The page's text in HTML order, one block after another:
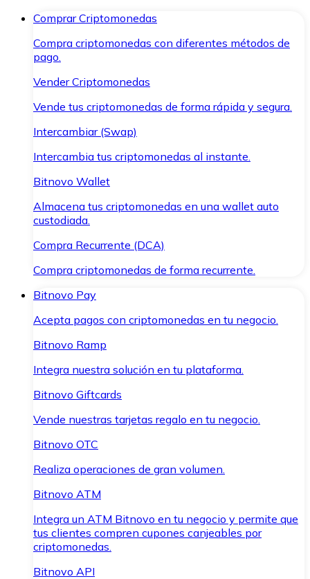
Comprar Criptomonedas
Compra criptomonedas con diferentes métodos de
pago.
Vender Criptomonedas
Vende tus criptomonedas de forma rápida y segura.
Intercambiar (Swap)
Intercambia tus criptomonedas al instante.
Bitnovo Wallet
Almacena tus criptomonedas en una wallet auto
custodiada.
Compra Recurrente (DCA)
Compra criptomonedas de forma recurrente.
Bitnovo Pay
Acepta pagos con criptomonedas en tu negocio.
Bitnovo Ramp
Integra nuestra solución en tu plataforma.
Bitnovo Giftcards
Vende nuestras tarjetas regalo en tu negocio.
Bitnovo OTC
Realiza operaciones de gran volumen.
Bitnovo ATM
Integra un ATM Bitnovo en tu negocio y permite que
tus clientes compren cupones canjeables por
criptomonedas.
Bitnovo API